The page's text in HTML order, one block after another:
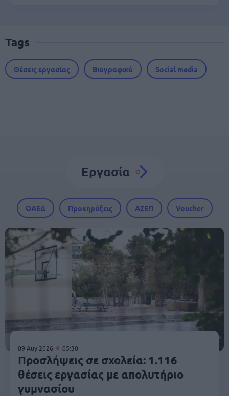
Tags
Θέσεις εργασίας Βιογραφικό Social media
Εργασία
ΟΑΕΔ Προκηρύξεις ΑΣΕΠ Voucher
09 Αυγ 2026 05:30
Προσλήψεις σε σχολεία: 1.116
θέσεις εργασίας με απολυτήριο
γυμνασίου